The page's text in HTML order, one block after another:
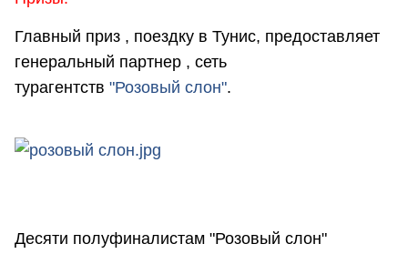
Главный приз , поездку в Тунис, предоставляет
генеральный партнер , сеть
турагентств "Розовый слон".
Десяти полуфиналистам "Розовый слон"